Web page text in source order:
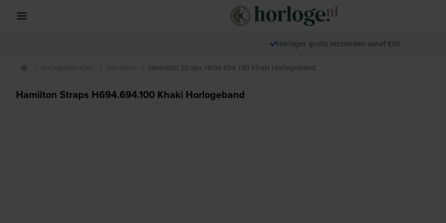
Horloges gratis verzonden vanaf €50
Horlogebandjes Hamilton Hamilton Straps H694.694.100 Khaki Horlogeband
Hamilton Straps H694.694.100 Khaki Horlogeband